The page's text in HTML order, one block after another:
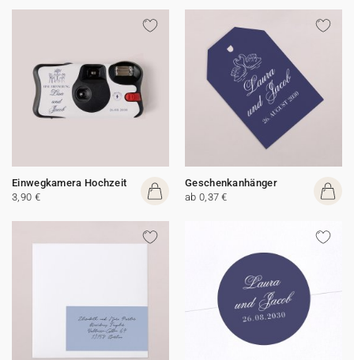
Einwegkamera Hochzeit
3,90 €
Geschenkanhänger
ab 0,37 €